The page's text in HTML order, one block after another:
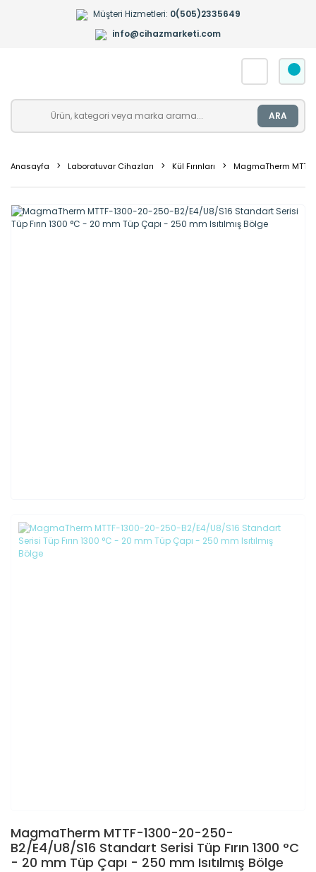
Müşteri Hizmetleri: 0(505)2335649
info@cihazmarketi.com
ARA
Anasayfa Laboratuvar Cihazları Kül Fırınları MagmaTherm
MagmaTherm MTTF-1300-20-250-
B2/E4/U8/S16 Standart Serisi Tüp Fırın 1300 °C
- 20 mm Tüp Çapı - 250 mm Isıtılmış Bölge